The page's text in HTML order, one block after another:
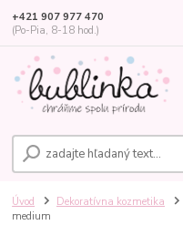
+421 907 977 470
(Po-Pia, 8-18 hod.)
Úvod Dekoratívna kozmetika
medium